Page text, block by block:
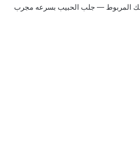
المربوط — جلب الحبيب بسرعه مجرب